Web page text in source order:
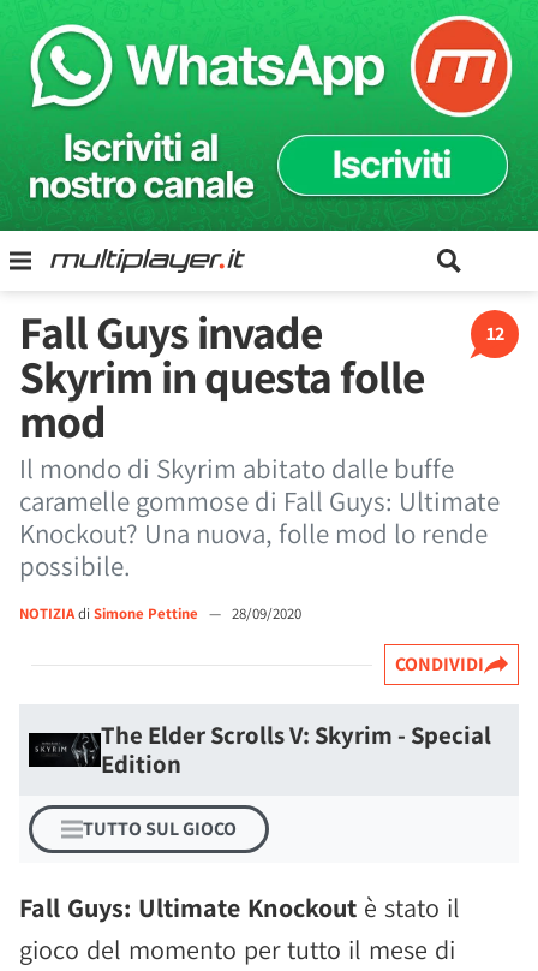
12
Fall Guys invade
Skyrim in questa folle
mod
Il mondo di Skyrim abitato dalle buffe
caramelle gommose di Fall Guys: Ultimate
Knockout? Una nuova, folle mod lo rende
possibile.
NOTIZIAdi Simone Pettine — 28/09/2020
CONDIVIDI
The Elder Scrolls V: Skyrim - Special
Edition
TUTTO SUL GIOCO
Fall Guys: Ultimate Knockout è stato il
gioco del momento per tutto il mese di